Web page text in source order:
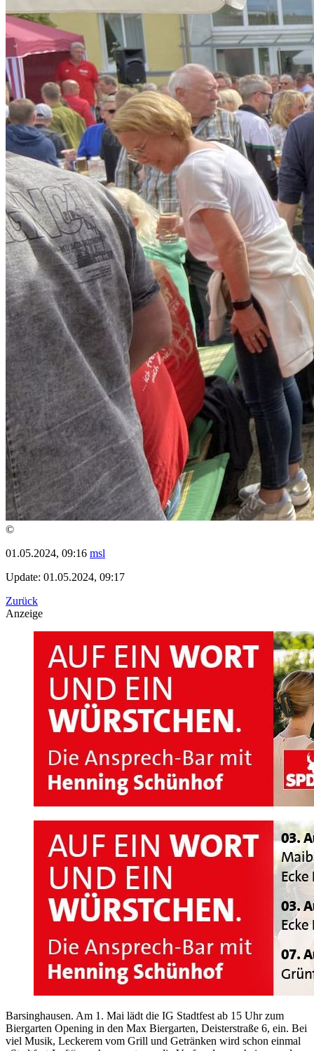
©
01.05.2024, 09:16 msl
Update: 01.05.2024, 09:17
Zurück
Anzeige
Barsinghausen. Am 1. Mai lädt die IG Stadtfest ab 15 Uhr zum
Biergarten Opening in den Max Biergarten, Deisterstraße 6, ein. Bei
viel Musik, Leckerem vom Grill und Getränken wird schon einmal